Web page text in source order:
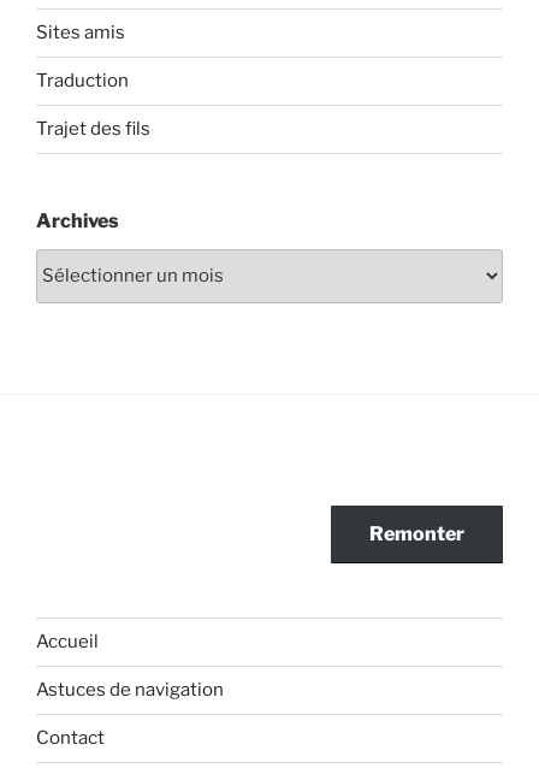
Sites amis
Traduction
Trajet des fils
Archives
Remonter
Accueil
Astuces de navigation
Contact